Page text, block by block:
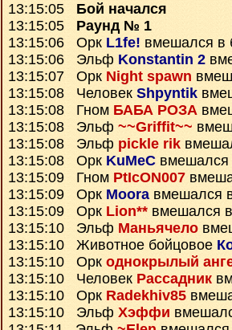
13:15:05 Бой начался
13:15:05 Раунд № 1
13:15:06 Орк L1fe! вмешался в
13:15:06 Эльф Konstantin 2
13:15:07 Орк Night spawn
13:15:08 Человек Shpyntik
13:15:08 Гном БАБА РОЗА
13:15:08 Эльф ~~Griffit~~
13:15:08 Эльф pickle rik
13:15:08 Орк KuMeC вмешался
13:15:09 Гном PtIcON007
13:15:09 Орк Moora вмешался
13:15:09 Орк Lion** вмешался
13:15:10 Эльф Маньячело
13:15:10 Животное бойцовое
13:15:10 Орк однокрылый
13:15:10 Человек Рассадник
13:15:10 Орк Radekhiv85
13:15:10 Эльф Хэффи